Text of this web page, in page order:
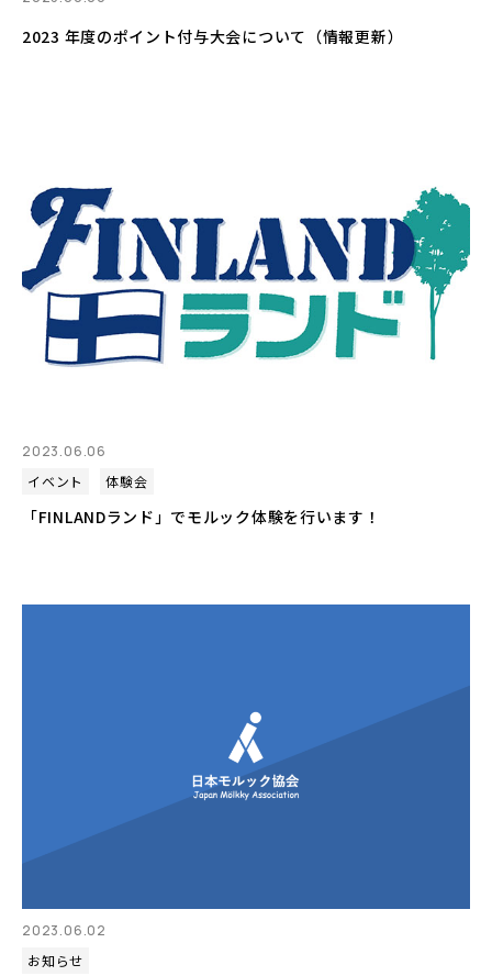
2023 年度のポイント付与大会について（情報更新）
2023.06.06
イベント
体験会
「FINLANDランド」でモルック体験を行います！
2023.06.02
お知らせ